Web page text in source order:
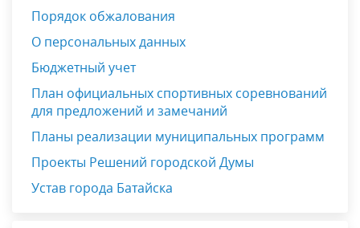
Порядок обжалования
О персональных данных
Бюджетный учет
План официальных спортивных соревнований
для предложений и замечаний
Планы реализации муниципальных программ
Проекты Решений городской Думы
Устав города Батайска